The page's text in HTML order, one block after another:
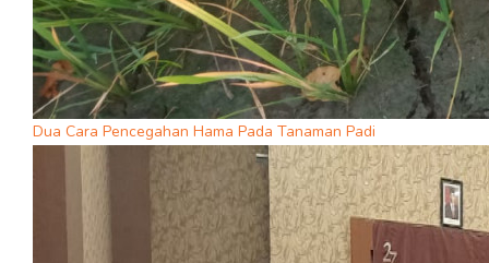
Dua Cara Pencegahan Hama Pada Tanaman Padi